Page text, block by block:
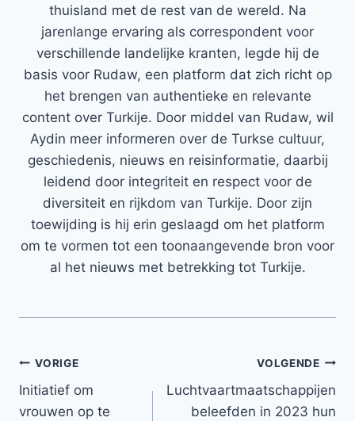
thuisland met de rest van de wereld. Na
jarenlange ervaring als correspondent voor
verschillende landelijke kranten, legde hij de
basis voor Rudaw, een platform dat zich richt op
het brengen van authentieke en relevante
content over Turkije. Door middel van Rudaw, wil
Aydin meer informeren over de Turkse cultuur,
geschiedenis, nieuws en reisinformatie, daarbij
leidend door integriteit en respect voor de
diversiteit en rijkdom van Turkije. Door zijn
toewijding is hij erin geslaagd om het platform
om te vormen tot een toonaangevende bron voor
al het nieuws met betrekking tot Turkije.
Bericht
navigatie
VORIGE
Initiatief om
vrouwen op te
VOLGENDE
Luchtvaartmaatschappijen
beleefden in 2023 hun